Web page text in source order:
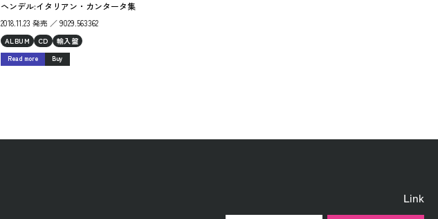
ヘンデル:イタリアン・カンタータ集
2018.11.23 発売 ／ 9029.563362
ALBUM CD 輸入盤
Read more Buy
Link